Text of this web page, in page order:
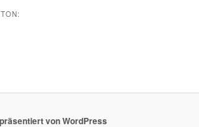
von WordPress